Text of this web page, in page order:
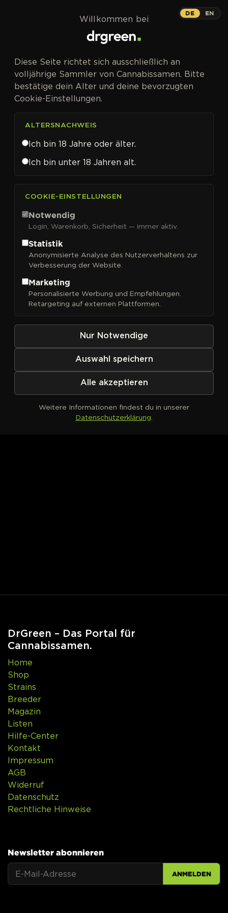
In House Genetics
Sortieren nach
Kein Produkt definiert
DrGreen – Das Portal für
Cannabissamen.
Home
Shop
Strains
Breeder
Magazin
Listen
Hilfe-Center
Kontakt
Impressum
AGB
Widerruf
Datenschutz
Rechtliche Hinweise
Newsletter abonnieren
ANMELDEN
DE EN
Willkommen bei
Diese Seite richtet sich ausschließlich an
volljährige Sammler von Cannabissamen. Bitte
bestätige dein Alter und deine bevorzugten
Cookie-Einstellungen.
ALTERSNACHWEIS
Ich bin 18 Jahre oder älter.
Ich bin unter 18 Jahren alt.
COOKIE-EINSTELLUNGEN
Notwendig
Login, Warenkorb, Sicherheit — immer aktiv.
Statistik
Anonymisierte Analyse des Nutzerverhaltens zur
Verbesserung der Website.
Marketing
Personalisierte Werbung und Empfehlungen.
Retargeting auf externen Plattformen.
Nur Notwendige
Auswahl speichern
Alle akzeptieren
Weitere Informationen findest du in unserer
Datenschutzerklärung